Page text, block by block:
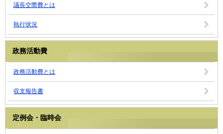
議長交際費とは
執行状況
政務活動費
政務活動費とは
収支報告書
定例会・臨時会